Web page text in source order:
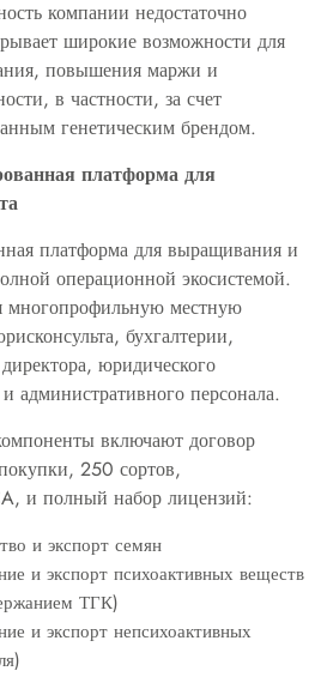
компании недостаточно
широкие возможности для
повышения маржи и
в частности, за счет
генетическим брендом.
платформа для
платформа для выращивания и
операционной экосистемой.
многопрофильную местную
бухгалтерии,
юридического
административного персонала.
включают договор
250 сортов,
и полный набор лицензий:
и экспорт семян
и экспорт психоактивных веществ
ТГК)
и экспорт непсихоактивных